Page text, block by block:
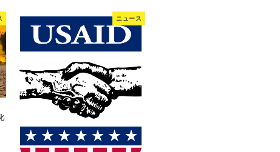
ニュース